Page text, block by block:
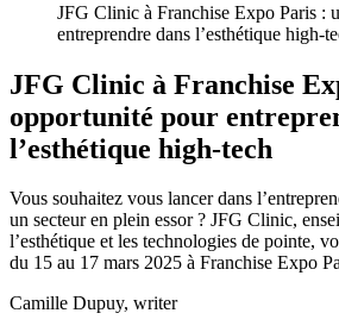
JFG Clinic à Franchise Expo Paris :
entreprendre dans l’esthétique high-
JFG Clinic à Franchise
opportunité pour
l’esthétique high-tech
Vous souhaitez vous lancer dans
un secteur en plein essor ? JFG Clinic,
l’esthétique et les technologies de pointe,
du 15 au 17 mars 2025 à Franchise Expo
Camille Dupuy, writer